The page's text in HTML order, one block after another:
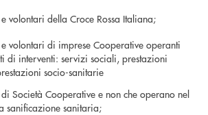
volontari della Croce Rossa Italiana;
volontari di imprese Cooperative operanti
di interventi: servizi sociali, prestazioni
socio-sanitarie
Società Cooperative e non che operano nel
sanificazione sanitaria;